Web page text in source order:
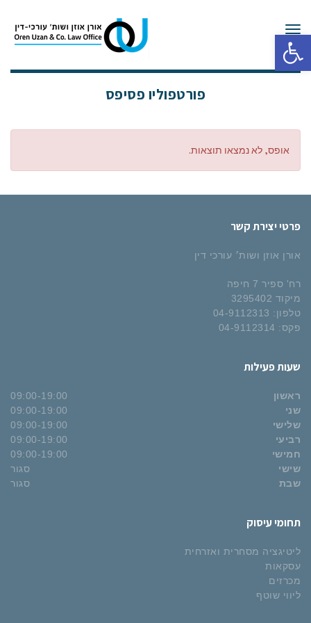
פתח סרגל נגישות
תפריט
פורטפוליו פסיפס
אופס, לא נמצאו תוצאות.
פרטי יצירת קשר
אורן אוזן ושות׳ עורכי דין
רח' ספיר 7 חיפה
מיקוד 3295402
טלפון: 04-9112313
פקס: 04-9112314
שעות פעילות
ראשון
09:00-19:00
שני
09:00-19:00
שלישי
09:00-19:00
רביעי
09:00-19:00
חמישי
09:00-19:00
שישי
סגור
שבת
סגור
תחומי עיסוק
ליטיגציה מסחרית ואזרחית
עסקאות
מכרזים
ליווי שוטף